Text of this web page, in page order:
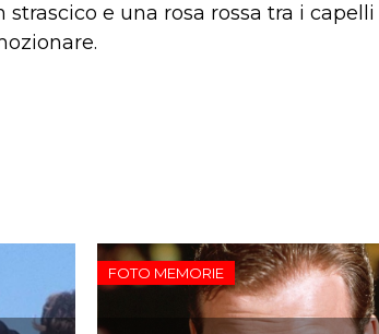
strascico e una rosa rossa tra i
FOTO MEMORIE